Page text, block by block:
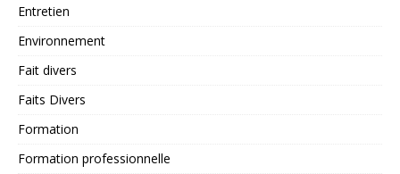
Entretien
Environnement
Fait divers
Faits Divers
Formation
Formation professionnelle